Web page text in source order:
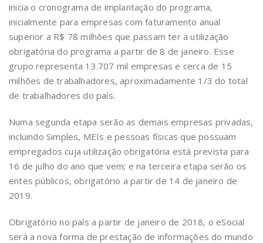
inicia o cronograma de implantação do programa,
inicialmente para empresas com faturamento anual
superior a R$ 78 milhões que passam ter a utilização
obrigatória do programa a partir de 8 de janeiro. Esse
grupo representa 13.707 mil empresas e cerca de 15
milhões de trabalhadores, aproximadamente 1/3 do total
de trabalhadores do país.
Numa segunda etapa serão as demais empresas privadas,
incluindo Simples, MEIs e pessoas físicas que possuam
empregados cuja utilização obrigatória está prevista para
16 de julho do ano que vem; e na terceira etapa serão os
entes públicos, obrigatório a partir de 14 de janeiro de
2019.
Obrigatório no país a partir de janeiro de 2018, o eSocial
será a nova forma de prestação de informações do mundo